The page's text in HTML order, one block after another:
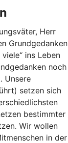
Herr
Grundgedanken
ins Leben
noch
Unsere
setzen sich
bestimmter
Wir wollen
in der